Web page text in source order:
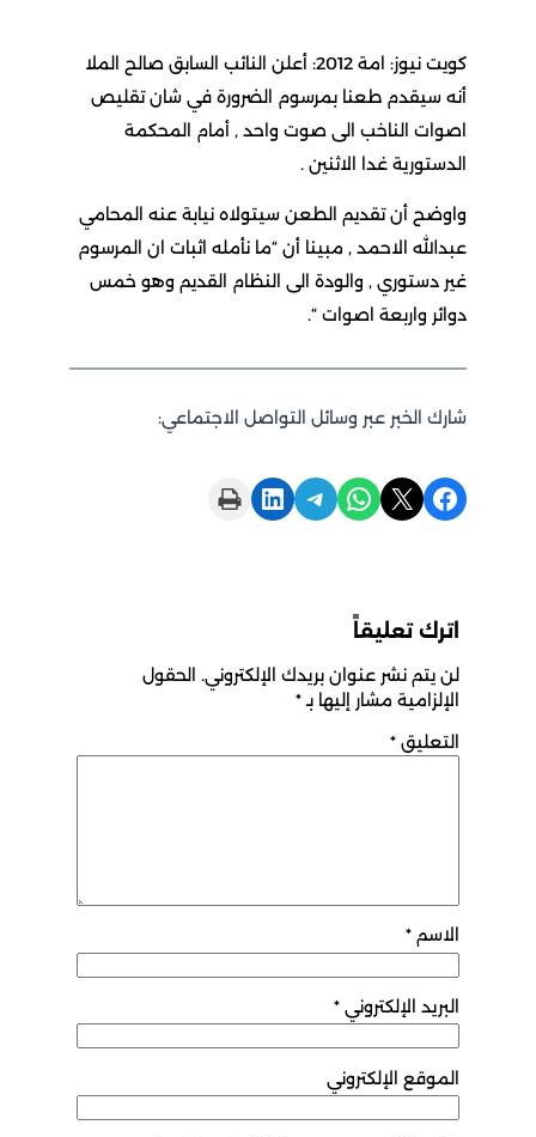
كويت نيوز: امة 2012: أعلن النائب السابق صالح الملا
أنه سيقدم طعنا بمرسوم الضرورة في شان تقليص
اصوات الناخب الى صوت واحد , أمام المحكمة
الدستورية غدا الاثنين .
واوضح أن تقديم الطعن سيتولاه نيابة عنه المحامي
عبدالله الاحمد , مبينا أن “ما نأمله اثبات ان المرسوم
غير دستوري , والودة الى النظام القديم وهو خمس
دوائر واربعة اصوات “.
شارك الخبر عبر وسائل التواصل الاجتماعي:
Share on Facebook
Share on X
Share on WhatsApp
Share on Telegram
Share on LinkedIn
Print this Page
اترك تعليقاً
لن يتم نشر عنوان بريدك الإلكتروني. الحقول
الإلزامية مشار إليها بـ*
التعليق *
الاسم *
البريد الإلكتروني *
الموقع الإلكتروني